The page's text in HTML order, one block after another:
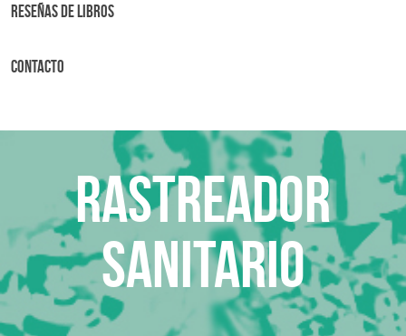
Reseñas de libros
Contacto
Rastreador
sanitario